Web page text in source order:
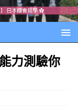
力測驗你